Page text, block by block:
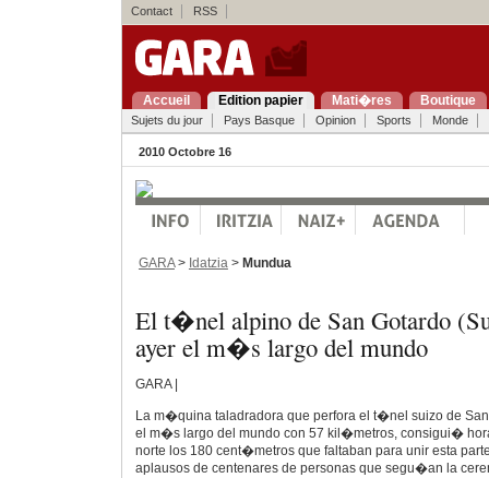
Contact RSS
Accueil Edition papier Mati�res Boutique
Sujets du jour Pays Basque Opinion Sports Monde
2010 Octobre 16
GARA> Idatzia > Mundua
El t�nel alpino de San Gotardo
ayer el m�s largo del mundo
GARA |
La m�quina taladradora que perfora el t�nel suizo de
el m�s largo del mundo con 57 kil�metros, consigui�
norte los 180 cent�metros que faltaban para unir esta
aplausos de centenares de personas que segu�an la